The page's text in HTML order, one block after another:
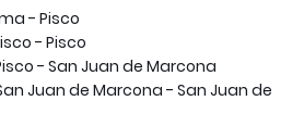
- Pisco
- Pisco
- San Juan de Marcona
Juan de Marcona - San Juan de